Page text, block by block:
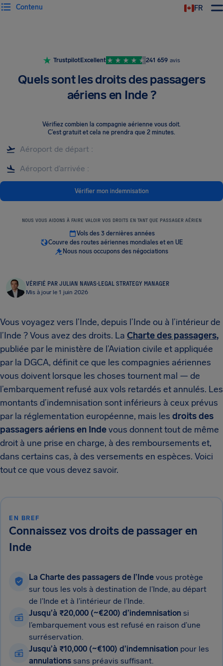
FR
Contenu
TrustpilotExcellent 241 659 avis
Quels sont les droits des passagers
aériens en Inde ?
Vérifiez combien la compagnie aérienne vous doit.
C’est gratuit et cela ne prendra que 2 minutes.
Vérifier mon indemnisation
NOUS VOUS AIDONS À FAIRE VALOIR VOS DROITS EN TANT QUE PASSAGER AÉRIEN
Vols des 3 dernières années
Couvre des routes aériennes mondiales et en UE
Nous nous occupons des négociations
VÉRIFIÉ PAR JULIAN NAVAS·LEGAL STRATEGY MANAGER
Mis à jour le 1 juin 2026
Vous voyagez vers l’Inde, depuis l’Inde ou à l’intérieur de
l’Inde ? Vous avez des droits. La Charte des passagers,
publiée par le ministère de l’Aviation civile et appliquée
par la DGCA, définit ce que les compagnies aériennes
vous doivent lorsque les choses tournent mal — de
l’embarquement refusé aux vols retardés et annulés. Les
montants d’indemnisation sont inférieurs à ceux prévus
par la réglementation européenne, mais les droits des
passagers aériens en Indevous donnent tout de même
droit à une prise en charge, à des remboursements et,
dans certains cas, à des versements en espèces. Voici
tout ce que vous devez savoir.
EN BREF
Connaissez vos droits de passager en
Inde
La Charte des passagers de l’Inde vous protège
sur tous les vols à destination de l’Inde, au départ
de l’Inde et à l’intérieur de l’Inde.
Jusqu’à ₹20,000 (~€200) d’indemnisation si
l’embarquement vous est refusé en raison d’une
surréservation.
Jusqu’à ₹10,000 (~€100) d’indemnisation pour les
annulations sans préavis suffisant.